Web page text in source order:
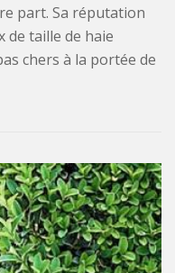
part. Sa réputation
de taille de haie
chers à la portée de